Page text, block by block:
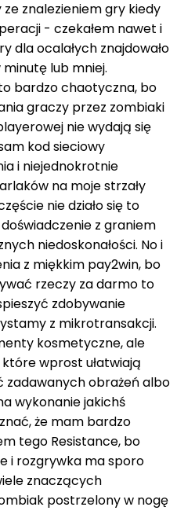
znalezieniem gry kiedy
- czekałem nawet i
dla ocalałych znajdowało
lub mniej.
bardzo chaotyczna, bo
graczy przez zombiaki
nie wydają się
kod sieciowy
i niejednokrotnie
na moje strzały
nie działo się to
z graniem
niedoskonałości. No i
z miękkim pay2win, bo
rzeczy za darmo to
zdobywanie
z mikrotransakcji.
kosmetyczne, ale
wprost ułatwiają
zadawanych obrażeń albo
wykonanie jakichś
że mam bardzo
tego Resistance, bo
i rozgrywka ma sporo
znaczących
postrzelony w nogę